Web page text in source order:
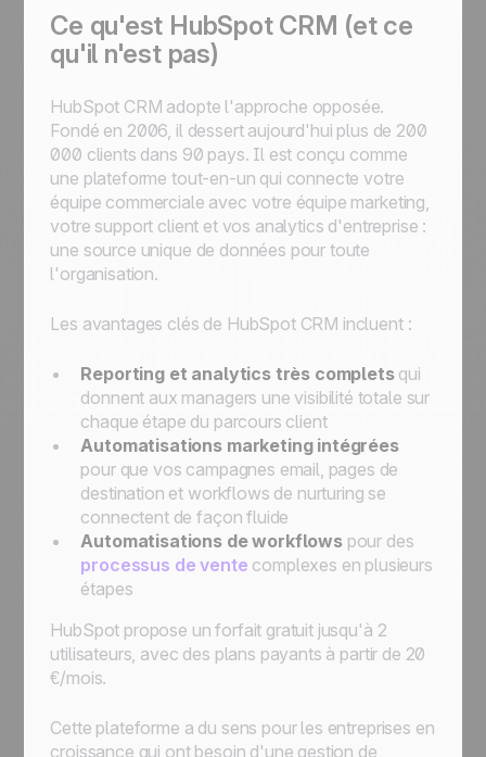
Ce qu'est HubSpot CRM (et ce
qu'il n'est pas)
HubSpot CRM adopte l'approche opposée.
Fondé en 2006, il dessert aujourd'hui plus de 200
000 clients dans 90 pays. Il est conçu comme
une plateforme tout-en-un qui connecte votre
équipe commerciale avec votre équipe marketing,
votre support client et vos analytics d'entreprise :
une source unique de données pour toute
l'organisation.
Les avantages clés de HubSpot CRM incluent :
Reporting et analytics très completsqui
donnent aux managers une visibilité totale sur
chaque étape du parcours client
Automatisations marketing intégrées
pour que vos campagnes email, pages de
destination et workflows de nurturing se
connectent de façon fluide
Automatisations de workflowspour des
processus de vente complexes en plusieurs
étapes
HubSpot propose un forfait gratuit jusqu'à 2
utilisateurs, avec des plans payants à partir de 20
€/mois.
Cette plateforme a du sens pour les entreprises en
croissance qui ont besoin d'une gestion de